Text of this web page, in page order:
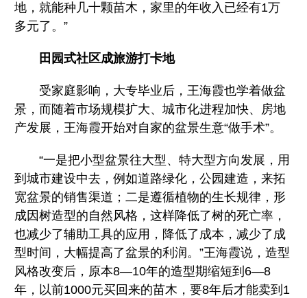
地，就能种几十颗苗木，家里的年收入已经有1万
多元了。”
田园式社区成旅游打卡地
受家庭影响，大专毕业后，王海霞也学着做盆
景，而随着市场规模扩大、城市化进程加快、房地
产发展，王海霞开始对自家的盆景生意“做手术”。
“一是把小型盆景往大型、特大型方向发展，用
到城市建设中去，例如道路绿化，公园建造，来拓
宽盆景的销售渠道；二是遵循植物的生长规律，形
成因树造型的自然风格，这样降低了树的死亡率，
也减少了辅助工具的应用，降低了成本，减少了成
型时间，大幅提高了盆景的利润。”王海霞说，造型
风格改变后，原本8—10年的造型期缩短到6—8
年，以前1000元买回来的苗木，要8年后才能卖到1